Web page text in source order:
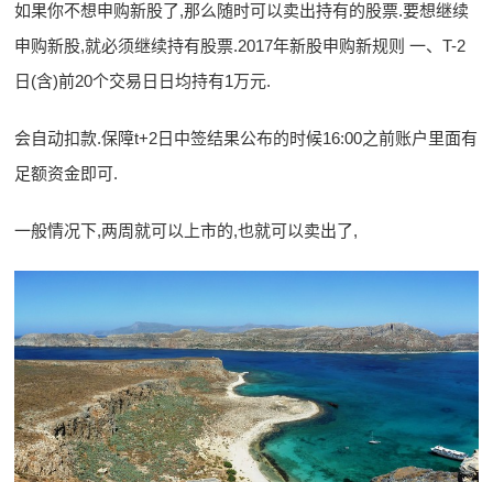
如果你不想申购新股了,那么随时可以卖出持有的股票.要想继续
申购新股,就必须继续持有股票.2017年新股申购新规则 一、T-2
日(含)前20个交易日日均持有1万元.
会自动扣款.保障t+2日中签结果公布的时候16:00之前账户里面有
足额资金即可.
一般情况下,两周就可以上市的,也就可以卖出了,